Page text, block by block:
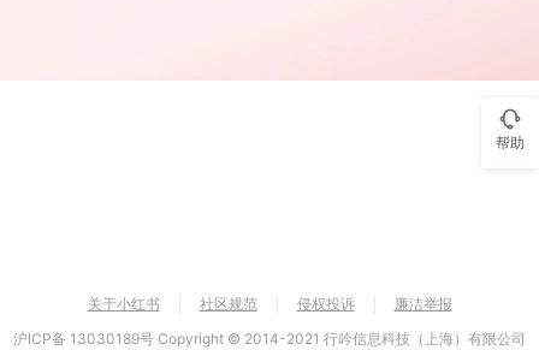
关于小红书 社区规范 侵权投诉
廉洁举报
沪ICP备 13030189号 Copyright © 2014-2021 行吟信息科技（上海）有限公司
帮助